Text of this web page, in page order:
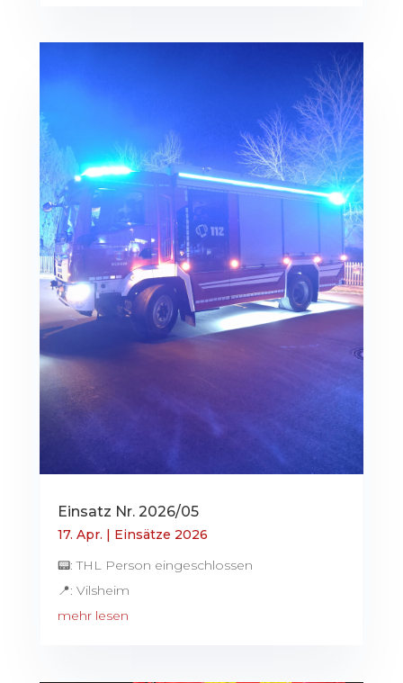
Einsatz Nr. 2026/05
17. Apr.
Einsätze 2026
📟: THL Person eingeschlossen
📍: Vilsheim
mehr lesen